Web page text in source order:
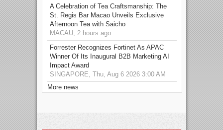
A Celebration of Tea Craftsmanship: The
St. Regis Bar Macao Unveils Exclusive
Afternoon Tea with Saicho
MACAU, 2 hours ago
Forrester Recognizes Fortinet As APAC
Winner Of Its Inaugural B2B Marketing AI
Impact Award
SINGAPORE, Thu, Aug 6 2026 3:00 AM
More news